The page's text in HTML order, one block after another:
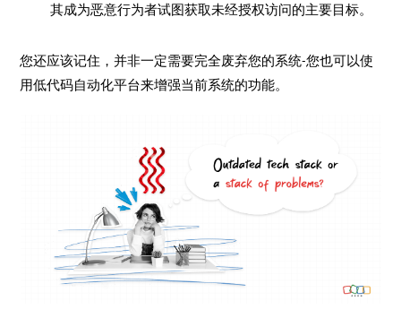
其成为恶意行为者试图获取未经授权访问的主要目标。
您还应该记住，并非一定需要完全废弃您的系统-您也可以使
用低代码自动化平台来增强当前系统的功能。